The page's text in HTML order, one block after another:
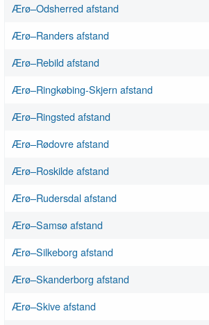
Ærø–Odsherred afstand
Ærø–Randers afstand
Ærø–Rebild afstand
Ærø–Ringkøbing-Skjern afstand
Ærø–Ringsted afstand
Ærø–Rødovre afstand
Ærø–Roskilde afstand
Ærø–Rudersdal afstand
Ærø–Samsø afstand
Ærø–Silkeborg afstand
Ærø–Skanderborg afstand
Ærø–Skive afstand